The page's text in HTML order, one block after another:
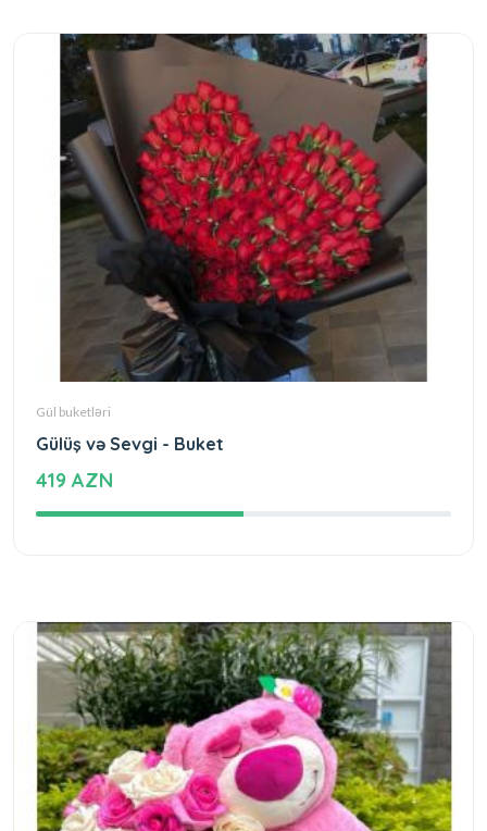
Gül buketləri
Gülüş və Sevgi - Buket
419 AZN